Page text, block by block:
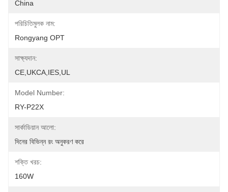
China
পরিচিতিমুলক নাম:
Rongyang OPT
সাক্ষ্যদান:
CE,UKCA,IES,UL
Model Number:
RY-P22X
সার্কাডিয়ান আলো:
দিনের বিভিন্ন রং অনুকরণ করে
শক্তি খরচ:
160W